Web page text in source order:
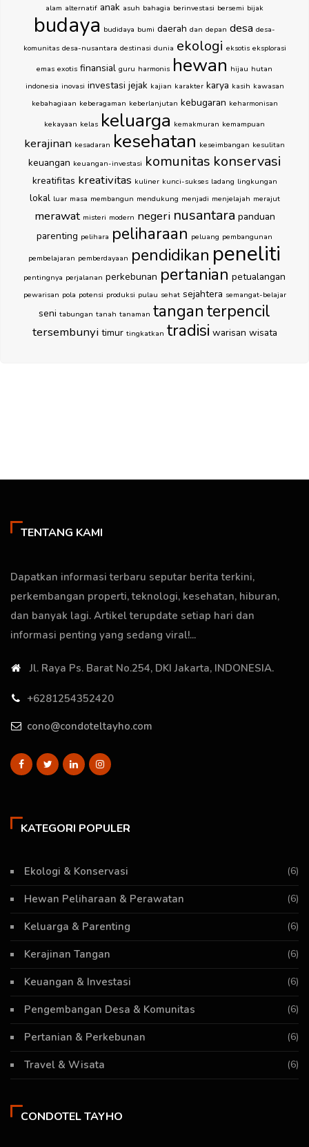
alam alternatif anak asuh bahagia berinvestasi bersemi bijak
budaya budidaya bumi daerah dan depan desa desa-
komunitas desa-nusantara destinasi dunia ekologi eksotis eksplorasi
emas exotis finansial guru harmonis hewan hijau hutan
indonesia inovasi investasi jejak kajian karakter karya kasih kawasan
kebahagiaan keberagaman keberlanjutan kebugaran keharmonisan
kekayaan kelas keluarga kemakmuran kemampuan
kerajinan kesadaran kesehatan keseimbangan kesulitan
keuangan keuangan-investasi komunitas konservasi
kreatifitas kreativitas kuliner kunci-sukses ladang lingkungan
lokal luar masa membangun mendukung menjadi menjelajah merajut
merawat misteri modern negeri nusantara panduan
parenting pelihara peliharaan peluang pembangunan
pembelajaran pemberdayaan pendidikan peneliti
pentingnya perjalanan perkebunan pertanian petualangan
pewarisan pola potensi produksi pulau sehat sejahtera semangat-belajar
seni tabungan tanah tanaman tanganterpencil
tersembunyi timur tingkatkan tradisi warisan wisata
TENTANG KAMI
Dapatkan informasi terbaru seputar berita terkini,
perkembangan properti, teknologi, kesehatan, hiburan,
dan banyak lagi. Artikel terupdate setiap hari dan
informasi penting yang sedang viral!...
Jl. Raya Ps. Barat No.254, DKI Jakarta, INDONESIA.
+6281254352420
cono@condoteltayho.com
KATEGORI POPULER
Ekologi & Konservasi (6)
Hewan Peliharaan & Perawatan (6)
Keluarga & Parenting (6)
Kerajinan Tangan (6)
Keuangan & Investasi (6)
Pengembangan Desa & Komunitas (6)
Pertanian & Perkebunan (6)
Travel & Wisata (6)
CONDOTEL TAYHO